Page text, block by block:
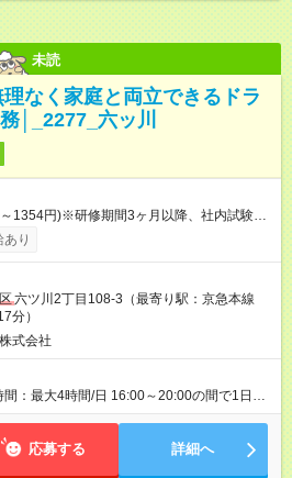
未読
なく家庭と両立できるドラ
│_2277_六ッ川
1354円)※研修期間3ヶ月以降、社内試験に
内試験合格後、時給＋50～100円の昇給あ
ヶ月間／本
用形態、給与は本採用時と同じです。
り
六ツ川2丁目108-3（最寄り駅：京急本線
分）
式会社
間：最大4時間/日 16:00～20:00の間で1日4
の勤務 ※勤務曜日応相談 ☆未経験・無資格
応募する 詳細へ